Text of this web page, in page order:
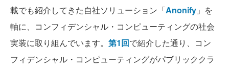
載でも紹介してきた自社ソリューション「Anonify 」を
軸に、コンフィデンシャル・コンピューティングの社会
実装に取り組んでいます。 第1回で紹介した通り、コン
フィデンシャル・コンピューティングがパブリッククラ